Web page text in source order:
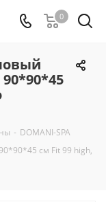
0
- DOMANI-SPA
см Fit 99 high,